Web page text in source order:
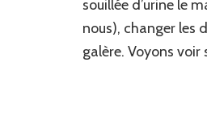
souillée d’urine le
nous), changer les
galère. Voyons voir